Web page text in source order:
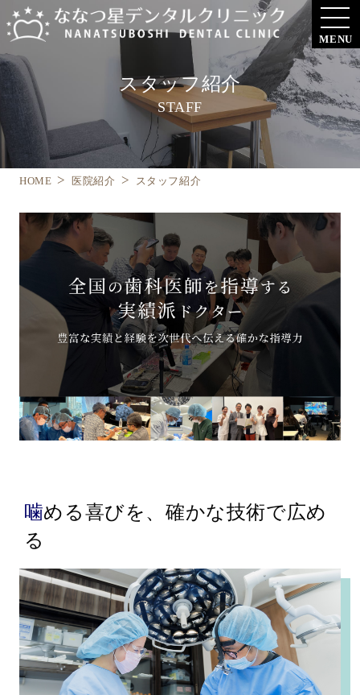
MENU
スタッフ紹介
STAFF
HOME 医院紹介 スタッフ紹介
噛める喜びを、確かな技術で広め
る